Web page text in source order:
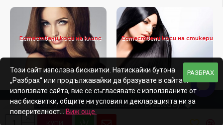
Естествени коси на клипс Естествени коси на стикери
Afroditahair.bg - Всички права запазени |Created by:
РАЗБРАХ
Този сайт използва бисквитки. Натискайки бутона
„Разбрах“ или продължавайки да бразувате в сайта и
използвате сайта, вие се съгласявате с използваните от
нас бисквитки, общите ни условия и декларацията ни за
поверителност...
Виж още.